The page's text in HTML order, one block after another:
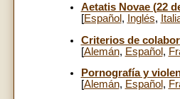
Aetatis Novae (22
[Español , Inglés,
Criterios de
[Alemán, Español,
Pornografía y
[Alemán, Español ,